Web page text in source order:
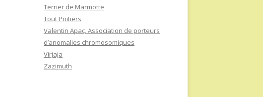
Terrier de Marmotte
Tout Poitiers
Valentin Apac, Association de porteurs
d’anomalies chromosomiques
Virjaja
Zazimuth